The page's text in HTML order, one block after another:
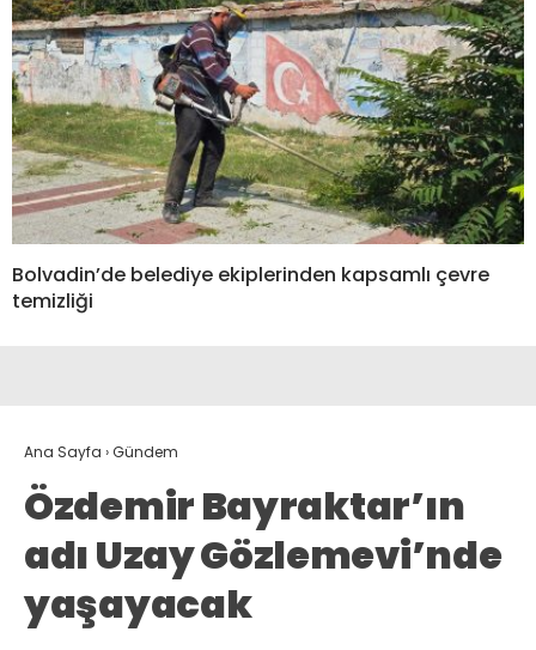
Bolvadin’de belediye ekiplerinden kapsamlı çevre
temizliği
Ana Sayfa ›Gündem
Özdemir Bayraktar’ın
adı Uzay Gözlemevi’nde
yaşayacak